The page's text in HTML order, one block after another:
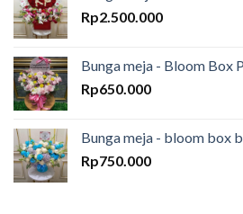
Rp2.500.000
Bunga meja - Bloom Box
Rp650.000
Bunga meja - bloom box
Rp750.000